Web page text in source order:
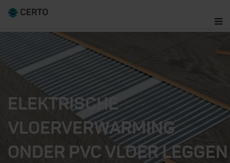
ELEKTRISCHE
VLOERVERWARMING
ONDER PVC VLOER LEGGEN